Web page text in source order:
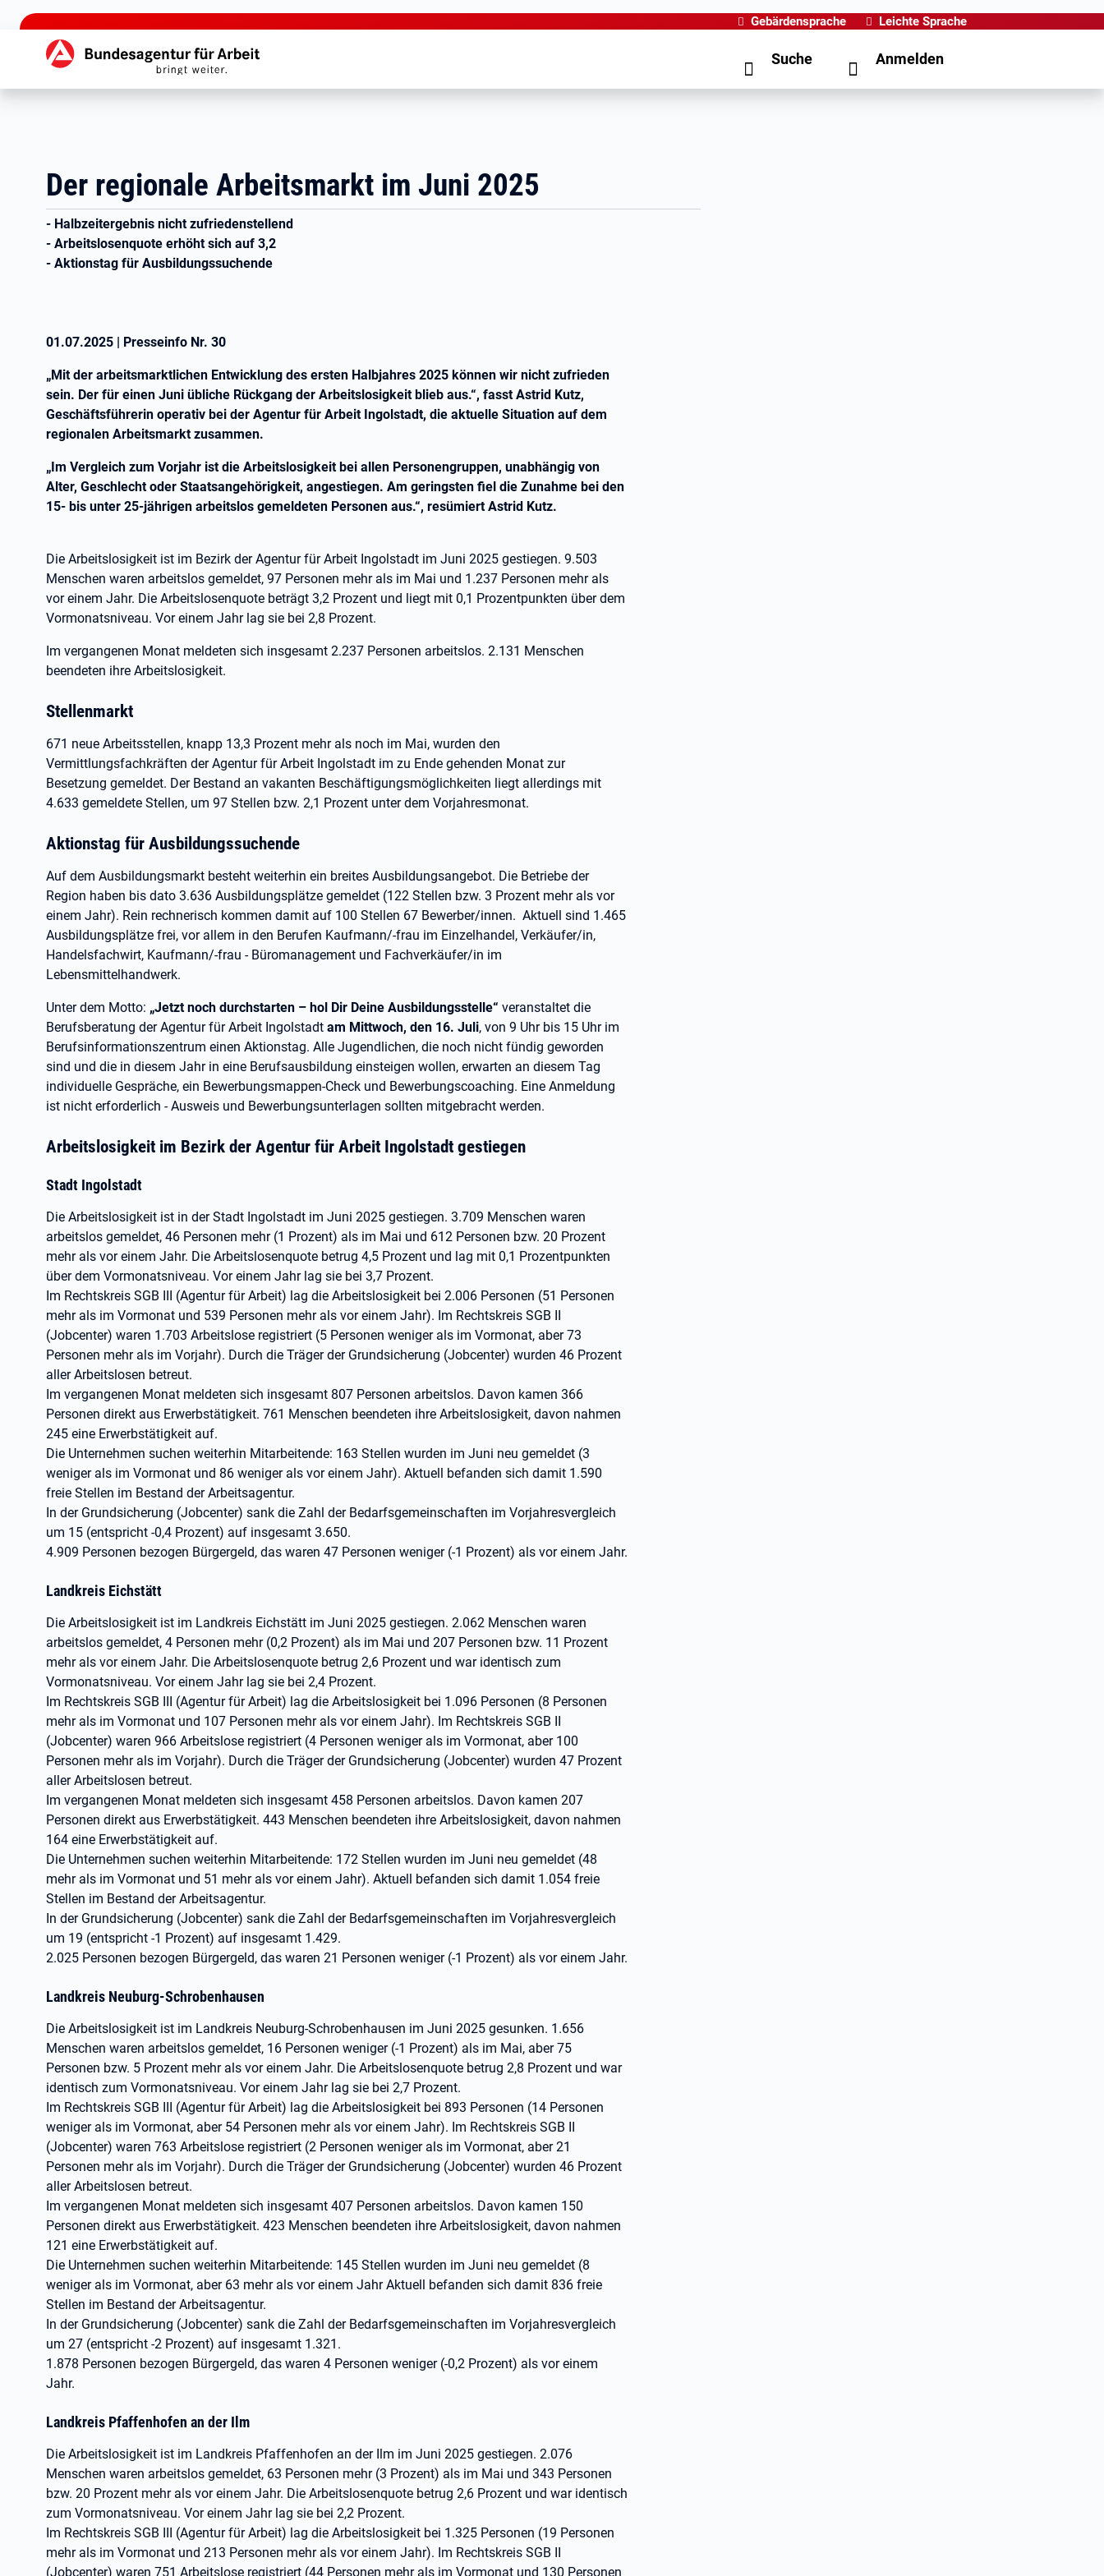
zu den Hauptinhalten springen
Gebärdensprache Leichte Sprache
Hauptnavigation Suche Anmelden
Der regionale Arbeitsmarkt im Juni 2025
- Halbzeitergebnis nicht zufriedenstellend
- Arbeitslosenquote erhöht sich auf 3,2
- Aktionstag für Ausbildungssuchende
01.07.2025 | Presseinfo Nr. 30
„Mit der arbeitsmarktlichen Entwicklung des ersten Halbjahres 2025 können wir nicht zufrieden
sein. Der für einen Juni übliche Rückgang der Arbeitslosigkeit blieb aus.“, fasst Astrid Kutz,
Geschäftsführerin operativ bei der Agentur für Arbeit Ingolstadt, die aktuelle Situation auf dem
regionalen Arbeitsmarkt zusammen.
„Im Vergleich zum Vorjahr ist die Arbeitslosigkeit bei allen Personengruppen, unabhängig von
Alter, Geschlecht oder Staatsangehörigkeit, angestiegen. Am geringsten fiel die Zunahme bei den
15- bis unter 25-jährigen arbeitslos gemeldeten Personen aus.“, resümiert Astrid Kutz.
Die Arbeitslosigkeit ist im Bezirk der Agentur für Arbeit Ingolstadt im Juni 2025 gestiegen. 9.503
Menschen waren arbeitslos gemeldet, 97 Personen mehr als im Mai und 1.237 Personen mehr als
vor einem Jahr. Die Arbeitslosenquote beträgt 3,2 Prozent und liegt mit 0,1 Prozentpunkten über dem
Vormonatsniveau. Vor einem Jahr lag sie bei 2,8 Prozent.
Im vergangenen Monat meldeten sich insgesamt 2.237 Personen arbeitslos. 2.131 Menschen
beendeten ihre Arbeitslosigkeit.
Stellenmarkt
671 neue Arbeitsstellen, knapp 13,3 Prozent mehr als noch im Mai, wurden den
Vermittlungsfachkräften der Agentur für Arbeit Ingolstadt im zu Ende gehenden Monat zur
Besetzung gemeldet. Der Bestand an vakanten Beschäftigungsmöglichkeiten liegt allerdings mit
4.633 gemeldete Stellen, um 97 Stellen bzw. 2,1 Prozent unter dem Vorjahresmonat.
Aktionstag für Ausbildungssuchende
Auf dem Ausbildungsmarkt besteht weiterhin ein breites Ausbildungsangebot. Die Betriebe der
Region haben bis dato 3.636 Ausbildungsplätze gemeldet (122 Stellen bzw. 3 Prozent mehr als vor
einem Jahr). Rein rechnerisch kommen damit auf 100 Stellen 67 Bewerber/innen. Aktuell sind 1.465
Ausbildungsplätze frei, vor allem in den Berufen Kaufmann/-frau im Einzelhandel, Verkäufer/in,
Handelsfachwirt, Kaufmann/-frau - Büromanagement und Fachverkäufer/in im
Lebensmittelhandwerk.
Unter dem Motto: „Jetzt noch durchstarten – hol Dir Deine Ausbildungsstelle“ veranstaltet die
Berufsberatung der Agentur für Arbeit Ingolstadt am Mittwoch, den 16. Juli, von 9 Uhr bis 15 Uhr im
Berufsinformationszentrum einen Aktionstag. Alle Jugendlichen, die noch nicht fündig geworden
sind und die in diesem Jahr in eine Berufsausbildung einsteigen wollen, erwarten an diesem Tag
individuelle Gespräche, ein Bewerbungsmappen-Check und Bewerbungscoaching. Eine Anmeldung
ist nicht erforderlich - Ausweis und Bewerbungsunterlagen sollten mitgebracht werden.
Arbeitslosigkeit im Bezirk der Agentur für Arbeit Ingolstadt gestiegen
Stadt Ingolstadt
Die Arbeitslosigkeit ist in der Stadt Ingolstadt im Juni 2025 gestiegen. 3.709 Menschen waren
arbeitslos gemeldet, 46 Personen mehr (1 Prozent) als im Mai und 612 Personen bzw. 20 Prozent
mehr als vor einem Jahr. Die Arbeitslosenquote betrug 4,5 Prozent und lag mit 0,1 Prozentpunkten
über dem Vormonatsniveau. Vor einem Jahr lag sie bei 3,7 Prozent.
Im Rechtskreis SGB III (Agentur für Arbeit) lag die Arbeitslosigkeit bei 2.006 Personen (51 Personen
mehr als im Vormonat und 539 Personen mehr als vor einem Jahr). Im Rechtskreis SGB II
(Jobcenter) waren 1.703 Arbeitslose registriert (5 Personen weniger als im Vormonat, aber 73
Personen mehr als im Vorjahr). Durch die Träger der Grundsicherung (Jobcenter) wurden 46 Prozent
aller Arbeitslosen betreut.
Im vergangenen Monat meldeten sich insgesamt 807 Personen arbeitslos. Davon kamen 366
Personen direkt aus Erwerbstätigkeit. 761 Menschen beendeten ihre Arbeitslosigkeit, davon nahmen
245 eine Erwerbstätigkeit auf.
Die Unternehmen suchen weiterhin Mitarbeitende: 163 Stellen wurden im Juni neu gemeldet (3
weniger als im Vormonat und 86 weniger als vor einem Jahr). Aktuell befanden sich damit 1.590
freie Stellen im Bestand der Arbeitsagentur.
In der Grundsicherung (Jobcenter) sank die Zahl der Bedarfsgemeinschaften im Vorjahresvergleich
um 15 (entspricht -0,4 Prozent) auf insgesamt 3.650.
4.909 Personen bezogen Bürgergeld, das waren 47 Personen weniger (-1 Prozent) als vor einem Jahr.
Landkreis Eichstätt
Die Arbeitslosigkeit ist im Landkreis Eichstätt im Juni 2025 gestiegen. 2.062 Menschen waren
arbeitslos gemeldet, 4 Personen mehr (0,2 Prozent) als im Mai und 207 Personen bzw. 11 Prozent
mehr als vor einem Jahr. Die Arbeitslosenquote betrug 2,6 Prozent und war identisch zum
Vormonatsniveau. Vor einem Jahr lag sie bei 2,4 Prozent.
Im Rechtskreis SGB III (Agentur für Arbeit) lag die Arbeitslosigkeit bei 1.096 Personen (8 Personen
mehr als im Vormonat und 107 Personen mehr als vor einem Jahr). Im Rechtskreis SGB II
(Jobcenter) waren 966 Arbeitslose registriert (4 Personen weniger als im Vormonat, aber 100
Personen mehr als im Vorjahr). Durch die Träger der Grundsicherung (Jobcenter) wurden 47 Prozent
aller Arbeitslosen betreut.
Im vergangenen Monat meldeten sich insgesamt 458 Personen arbeitslos. Davon kamen 207
Personen direkt aus Erwerbstätigkeit. 443 Menschen beendeten ihre Arbeitslosigkeit, davon nahmen
164 eine Erwerbstätigkeit auf.
Die Unternehmen suchen weiterhin Mitarbeitende: 172 Stellen wurden im Juni neu gemeldet (48
mehr als im Vormonat und 51 mehr als vor einem Jahr). Aktuell befanden sich damit 1.054 freie
Stellen im Bestand der Arbeitsagentur.
In der Grundsicherung (Jobcenter) sank die Zahl der Bedarfsgemeinschaften im Vorjahresvergleich
um 19 (entspricht -1 Prozent) auf insgesamt 1.429.
2.025 Personen bezogen Bürgergeld, das waren 21 Personen weniger (-1 Prozent) als vor einem Jahr.
Landkreis Neuburg-Schrobenhausen
Die Arbeitslosigkeit ist im Landkreis Neuburg-Schrobenhausen im Juni 2025 gesunken. 1.656
Menschen waren arbeitslos gemeldet, 16 Personen weniger (-1 Prozent) als im Mai, aber 75
Personen bzw. 5 Prozent mehr als vor einem Jahr. Die Arbeitslosenquote betrug 2,8 Prozent und war
identisch zum Vormonatsniveau. Vor einem Jahr lag sie bei 2,7 Prozent.
Im Rechtskreis SGB III (Agentur für Arbeit) lag die Arbeitslosigkeit bei 893 Personen (14 Personen
weniger als im Vormonat, aber 54 Personen mehr als vor einem Jahr). Im Rechtskreis SGB II
(Jobcenter) waren 763 Arbeitslose registriert (2 Personen weniger als im Vormonat, aber 21
Personen mehr als im Vorjahr). Durch die Träger der Grundsicherung (Jobcenter) wurden 46 Prozent
aller Arbeitslosen betreut.
Im vergangenen Monat meldeten sich insgesamt 407 Personen arbeitslos. Davon kamen 150
Personen direkt aus Erwerbstätigkeit. 423 Menschen beendeten ihre Arbeitslosigkeit, davon nahmen
121 eine Erwerbstätigkeit auf.
Die Unternehmen suchen weiterhin Mitarbeitende: 145 Stellen wurden im Juni neu gemeldet (8
weniger als im Vormonat, aber 63 mehr als vor einem Jahr Aktuell befanden sich damit 836 freie
Stellen im Bestand der Arbeitsagentur.
In der Grundsicherung (Jobcenter) sank die Zahl der Bedarfsgemeinschaften im Vorjahresvergleich
um 27 (entspricht -2 Prozent) auf insgesamt 1.321.
1.878 Personen bezogen Bürgergeld, das waren 4 Personen weniger (-0,2 Prozent) als vor einem
Jahr.
Landkreis Pfaffenhofen an der Ilm
Die Arbeitslosigkeit ist im Landkreis Pfaffenhofen an der Ilm im Juni 2025 gestiegen. 2.076
Menschen waren arbeitslos gemeldet, 63 Personen mehr (3 Prozent) als im Mai und 343 Personen
bzw. 20 Prozent mehr als vor einem Jahr. Die Arbeitslosenquote betrug 2,6 Prozent und war identisch
zum Vormonatsniveau. Vor einem Jahr lag sie bei 2,2 Prozent.
Im Rechtskreis SGB III (Agentur für Arbeit) lag die Arbeitslosigkeit bei 1.325 Personen (19 Personen
mehr als im Vormonat und 213 Personen mehr als vor einem Jahr). Im Rechtskreis SGB II
(Jobcenter) waren 751 Arbeitslose registriert (44 Personen mehr als im Vormonat und 130 Personen